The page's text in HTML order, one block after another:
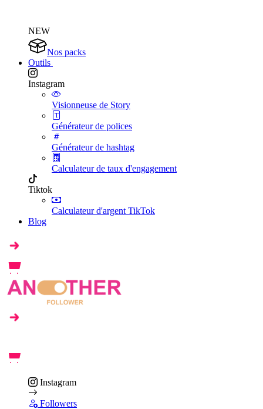
NEW
Nos packs
Outils
Instagram
Visionneuse de Story
Générateur de polices
Générateur de hashtag
Calculateur de taux d'engagement
Tiktok
Calculateur d'argent TikTok
Blog
Instagram
Followers